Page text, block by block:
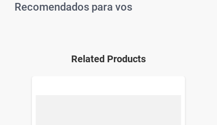
Recomendados para vos
Related Products